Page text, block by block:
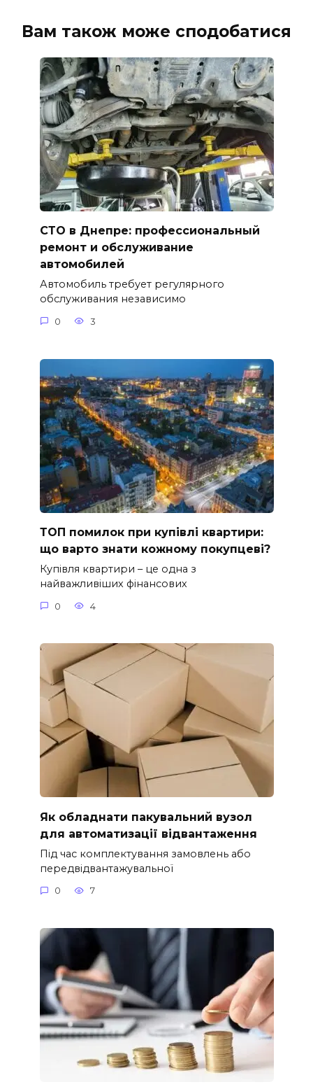
Вам також може сподобатися
СТО в Днепре: профессиональный
ремонт и обслуживание
автомобилей
Автомобиль требует регулярного
обслуживания независимо
0 3
ТОП помилок при купівлі квартири:
що варто знати кожному покупцеві?
Купівля квартири – це одна з
найважливіших фінансових
0 4
Як обладнати пакувальний вузол
для автоматизації відвантаження
Під час комплектування замовлень або
передвідвантажувальної
0 7